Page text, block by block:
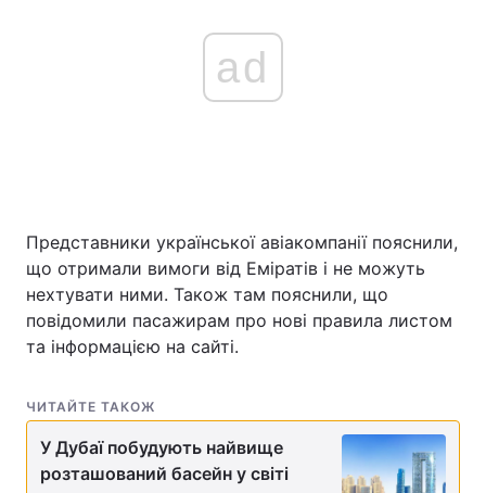
ad
Представники української авіакомпанії пояснили,
що отримали вимоги від Еміратів і не можуть
нехтувати ними. Також там пояснили, що
повідомили пасажирам про нові правила листом
та інформацією на сайті.
ЧИТАЙТЕ ТАКОЖ
У Дубаї побудують найвище
розташований басейн у світі